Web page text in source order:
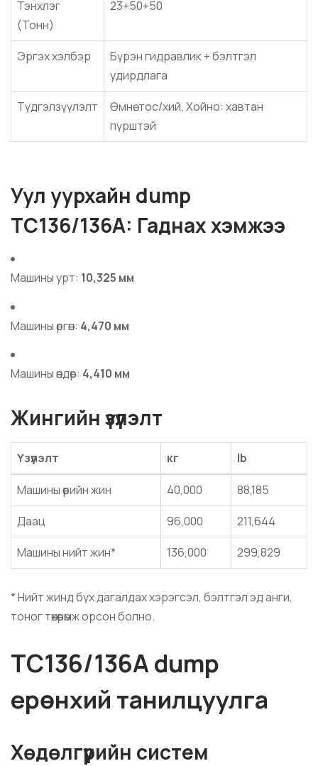
Тэнхлэг
(Тонн)
23+50+50
Эргэх хэлбэр
Бүрэн гидравлик + бэлтгэл
удирдлага
Түдгэлзүүлэлт
Өмнө: тос/хий, Хойно: хавтан
пүрштэй
Уул уурхайн dump
TC136/136A: Гаднах хэмжээ
Машины урт: 10,325 мм
Машины өргөн: 4,470 мм
Машины өндөр: 4,410 мм
Жингийн үзүүлэлт
Үзүүлэлт кг lb
Машины өөрийн жин 40,000
88,185
Даац
96,000
211,644
Машины нийт жин*
136,000 299,829
* Нийт жинд бүх дагалдах хэрэгсэл, бэлтгэл эд анги,
тоног төхөөрөмж орсон болно.
TC136/136A dump
ерөнхий танилцуулга
Хөдөлгүүрийн систем